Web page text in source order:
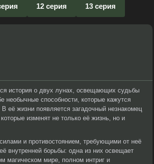
12 серия 13 серия
история о двух лунах, освещающих судьбы
необычные способности, которые кажутся
её жизни появляется загадочный незнакомец
изменят не только её жизнь, но и
и противостоянием, требующими от неё
внутренней борьбы: одна из них освещает
магическом мире, полном интриг и